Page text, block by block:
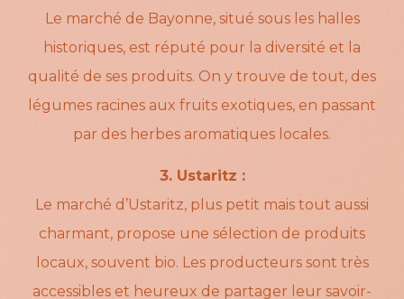
Le marché de Bayonne, situé sous les halles
historiques, est réputé pour la diversité et la
qualité de ses produits. On y trouve de tout, des
légumes racines aux fruits exotiques, en passant
par des herbes aromatiques locales.
3. Ustaritz :
Le marché d’Ustaritz, plus petit mais tout aussi
charmant, propose une sélection de produits
locaux, souvent bio. Les producteurs sont très
accessibles et heureux de partager leur savoir-